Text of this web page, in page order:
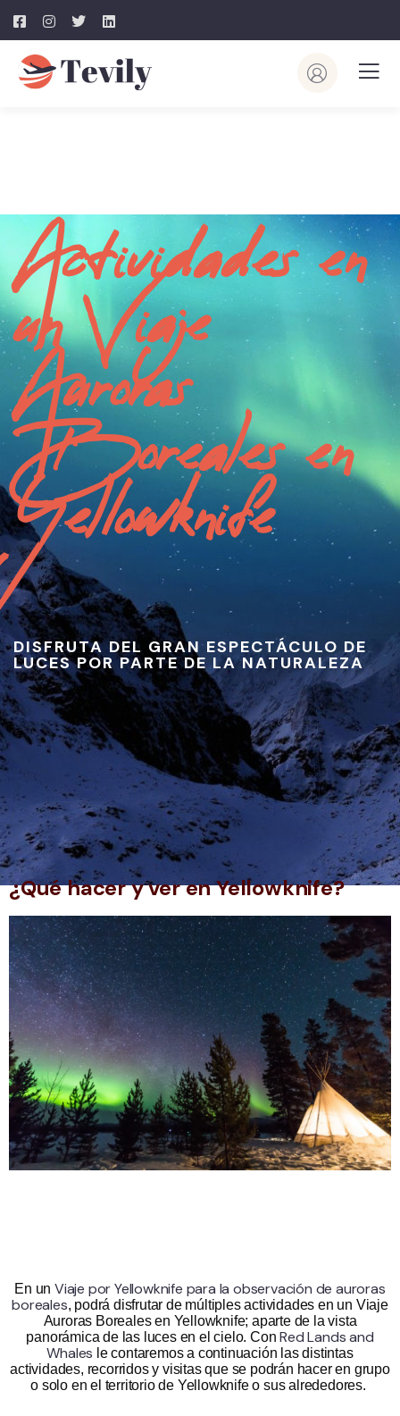
Actividades en
un Viaje
Auroras
Boreales en
Yellowknife
DISFRUTA DEL GRAN ESPECTÁCULO DE
LUCES POR PARTE DE LA NATURALEZA
¿Qué hacer y ver en Yellowknife?
En unViaje por Yellowknife para la observación de auroras
boreales, podrá disfrutar de múltiples actividades en un Viaje
Auroras Boreales en Yellowknife; aparte de la vista
panorámica de las luces en el cielo. ConRed Lands and
Whales le contaremos a continuación las distintas
actividades, recorridos y visitas que se podrán hacer en grupo
o solo en el territorio de Yellowknife o sus alrededores.